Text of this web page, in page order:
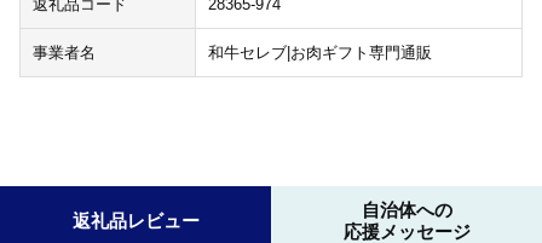
返礼品コード 28365-974
事業者名 和牛セレブ|お肉ギフト専門通販
返礼品レビュー
自治体への
応援メッセージ